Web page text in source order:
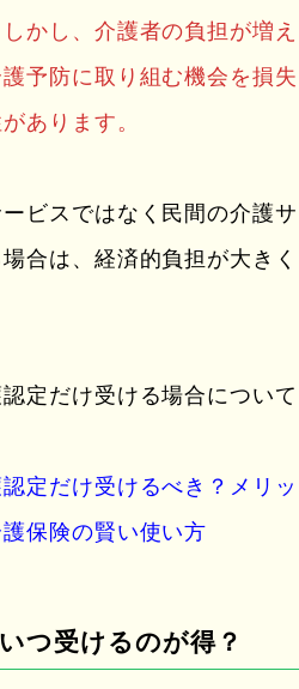
かし、介護者の負担が増え
予防に取り組む機会を損失
あります。
ビスではなく民間の介護サ
合は、経済的負担が大きく
定だけ受ける場合について
定だけ受けるべき？メリッ
保険の賢い使い方
つ受けるのが得？